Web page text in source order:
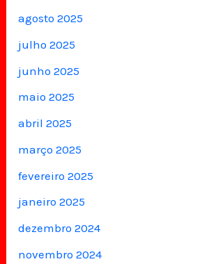
agosto 2025
julho 2025
junho 2025
maio 2025
abril 2025
março 2025
fevereiro 2025
janeiro 2025
dezembro 2024
novembro 2024